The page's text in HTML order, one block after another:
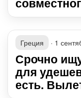
Греция · 1
Срочно
для
есть.